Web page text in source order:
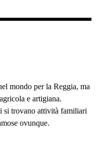
mondo per la Reggia, ma
e artigiana.
si trovano attività familiari
ovunque.